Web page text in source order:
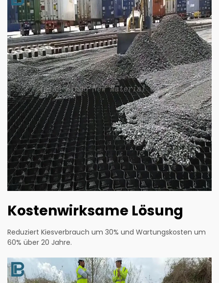
Kostenwirksame Lösung
Reduziert Kiesverbrauch um 30% und Wartungskosten um
60% über 20 Jahre.